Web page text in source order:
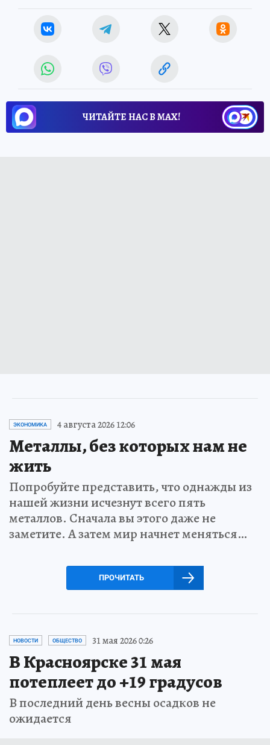
ЧИТАЙТЕ НАС В МАХ!
ЭКОНОМИКА 4 августа 2026 12:06
Металлы, без которых нам не
жить
Попробуйте представить, что однажды из
нашей жизни исчезнут всего пять
металлов. Сначала вы этого даже не
заметите. А затем мир начнет меняться…
ПРОЧИТАТЬ
НОВОСТИ ОБЩЕСТВО 31 мая 2026 0:26
В Красноярске 31 мая
потеплеет до +19 градусов
В последний день весны осадков не
ожидается